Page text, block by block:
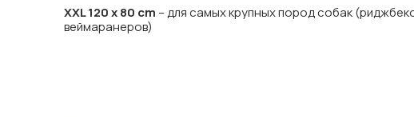
XXL 120 х 80 cm – для самых крупных пород собак
веймаранеров)